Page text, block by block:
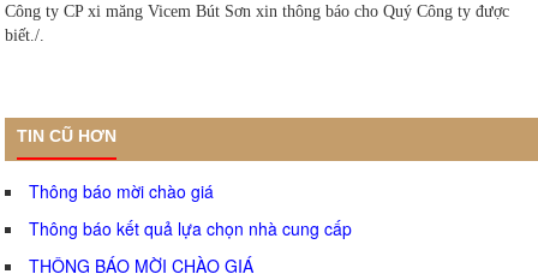
Công ty CP xi măng Vicem Bút Sơn xin thông báo cho Quý Công ty được
biết./.
TIN CŨ HƠN
Thông báo mời chào giá
Thông báo kết quả lựa chọn nhà cung cấp
THÔNG BÁO MỜI CHÀO GIÁ